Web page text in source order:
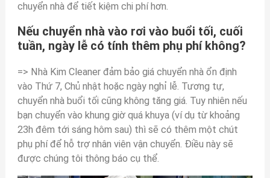
chuyển nhà để tiết kiệm chi phí hơn.
Nếu chuyển nhà vào rơi vào buổi tối, cuối
tuần, ngày lễ có tính thêm phụ phí không?
=> Nhà Kim Cleaner đảm bảo giá chuyển nhà ổn định
vào Thứ 7, Chủ nhật hoặc ngày nghỉ lễ. Tương tự,
chuyển nhà buổi tối cũng không tăng giá. Tuy nhiên nếu
bạn chuyển vào khung giờ quá khuya (ví dụ từ khoảng
23h đêm tới sáng hôm sau) thì sẽ có thêm một chút
phụ phí để hỗ trợ nhân viên vận chuyển. Điều này sẽ
được chúng tôi thông báo cụ thể.